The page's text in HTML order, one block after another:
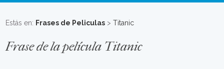
Estás en: Frases de Peliculas >Titanic
Frase de la película Titanic